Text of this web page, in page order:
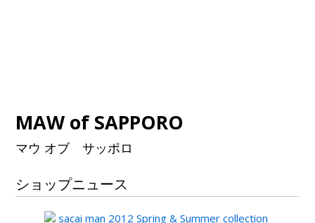
MAW of SAPPORO
マウ オブ サッポロ
ショップニュース